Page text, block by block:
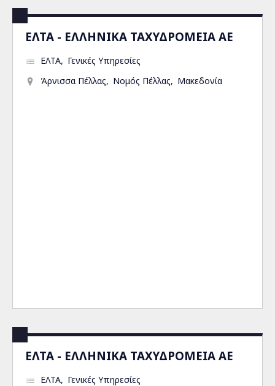
ΕΛΤΑ - ΕΛΛΗΝΙΚΑ ΤΑΧΥΔΡΟΜΕΙΑ ΑΕ
ΕΛΤΑ
Γενικές Υπηρεσίες
Άρνισσα Πέλλας
Νομός Πέλλας Μακεδονία
ΕΛΤΑ - ΕΛΛΗΝΙΚΑ ΤΑΧΥΔΡΟΜΕΙΑ ΑΕ
ΕΛΤΑ
Γενικές Υπηρεσίες